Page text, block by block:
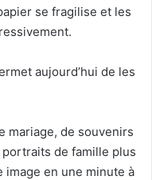
se fragilise et les
aujourd’hui de les
mariage, de souvenirs
de famille plus
image en une minute à